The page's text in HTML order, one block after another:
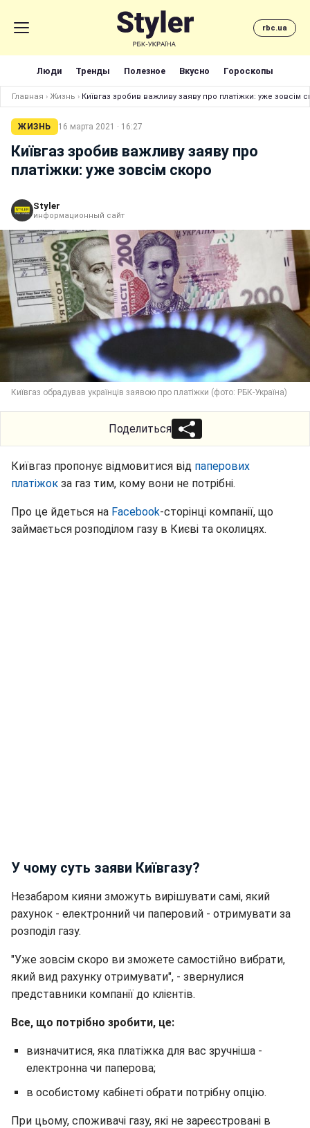
rbc.ua
Люди Тренды Полезное Вкусно Гороскопы
Главная › Жизнь › Київгаз зробив важливу заяву про платіжки: уже зовсім
ЖИЗНЬ 16 марта 2021 · 16:27
Київгаз зробив важливу заяву про
платіжки: уже зовсім скоро
Styler
информационный сайт
Київгаз обрадував українців заявою про платіжки (фото: РБК-Україна)
Поделиться
Київгаз пропонує відмовитися від паперових
платіжок за газ тим, кому вони не потрібні.
Про це йдеться на Facebook-сторінці компанії, що
займається розподілом газу в Києві та околицях.
У чому суть заяви Київгазу?
Незабаром кияни зможуть вирішувати самі, який
рахунок - електронний чи паперовий - отримувати за
розподіл газу.
"Уже зовсім скоро ви зможете самостійно вибрати,
який вид рахунку отримувати", - звернулися
представники компанії до клієнтів.
Все, що потрібно зробити, це:
визначитися, яка платіжка для вас зручніша -
електронна чи паперова;
в особистому кабінеті обрати потрібну опцію.
При цьому, споживачі газу, які не зареєстровані в